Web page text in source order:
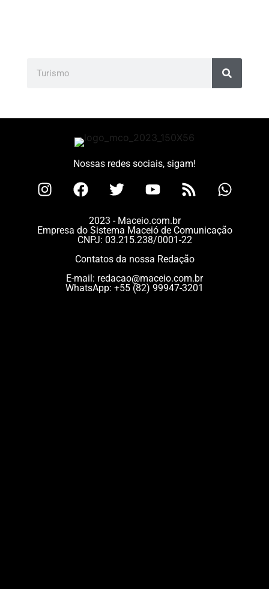
Nossas redes sociais, sigam!
2023 - Maceio.com.br
Empresa do Sistema Maceió de Comunicação
CNPJ: 03.215.238/0001-22
Contatos da nossa Redação
E-mail: redacao@maceio.com.br
WhatsApp: +55 (82) 99947-3201